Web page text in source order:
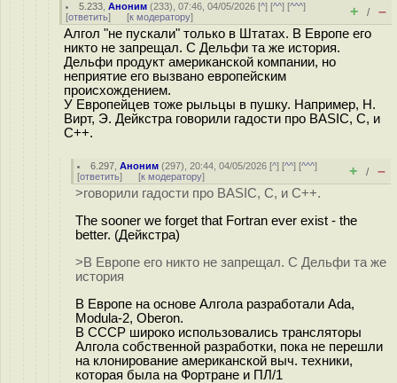
5.233 ,Аноним (233), 07:46, 04/05/2026 [^] [^^] [^^^]
[ответить] [к модератору] + / –
Алгол "не пускали" только в Штатах. В Европе его
никто не запрещал. С Дельфи та же история.
Дельфи продукт американской компании, но
неприятие его вызвано европейским
происхождением.
У Европейцев тоже рыльцы в пушку. Например, Н.
Вирт, Э. Дейкстра говорили гадости про BASIC, C, и
C++.
6.297 ,Аноним (297), 20:44, 04/05/2026 [^] [^^] [^^^]
[ответить] [к модератору] + / –
>говорили гадости про BASIC, C, и C++.
The sooner we forget that Fortran ever exist - the
better. (Дейкстра)
>В Европе его никто не запрещал. С Дельфи та же
история
В Европе на основе Алгола разработали Ada,
Modula-2, Oberon.
В СССР широко использовались трансляторы
Алгола собственной разработки, пока не перешли
на клонирование американской выч. техники,
которая была на Фортране и ПЛ/1